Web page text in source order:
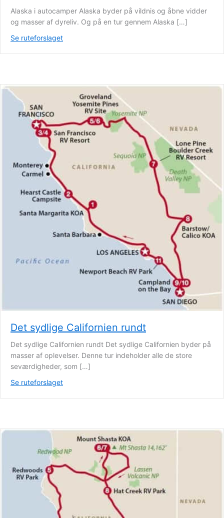
Alaska i autocamper Alaska byder på vildnis og åbne vidder
og masser af dyreliv. Og på en tur gennem Alaska […]
Se ruteforslaget
Det sydlige Californien rundt
Det sydlige Californien rundt Det sydlige Californien byder på
masser af oplevelser. Denne tur indeholder alle de store
seværdigheder, som […]
Se ruteforslaget